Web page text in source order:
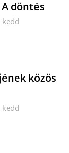
döntés
közös